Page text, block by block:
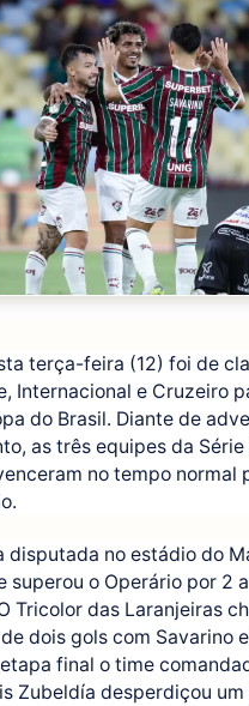
terça-feira (12) foi de
Internacional e Cruzeiro
do Brasil. Diante de
as três equipes da
no tempo normal
disputada no estádio do
superou o Operário por 2
Tricolor das Laranjeiras
dois gols com Savarino
final o time
Zubeldía desperdiçou